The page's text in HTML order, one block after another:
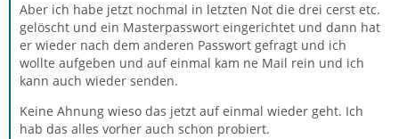
Aber ich habe jetzt nochmal in letzten Not die drei cerst etc.
gelöscht und ein Masterpasswort eingerichtet und dann hat
er wieder nach dem anderen Passwort gefragt und ich
wollte aufgeben und auf einmal kam ne Mail rein und ich
kann auch wieder senden.
Keine Ahnung wieso das jetzt auf einmal wieder geht. Ich
hab das alles vorher auch schon probiert.